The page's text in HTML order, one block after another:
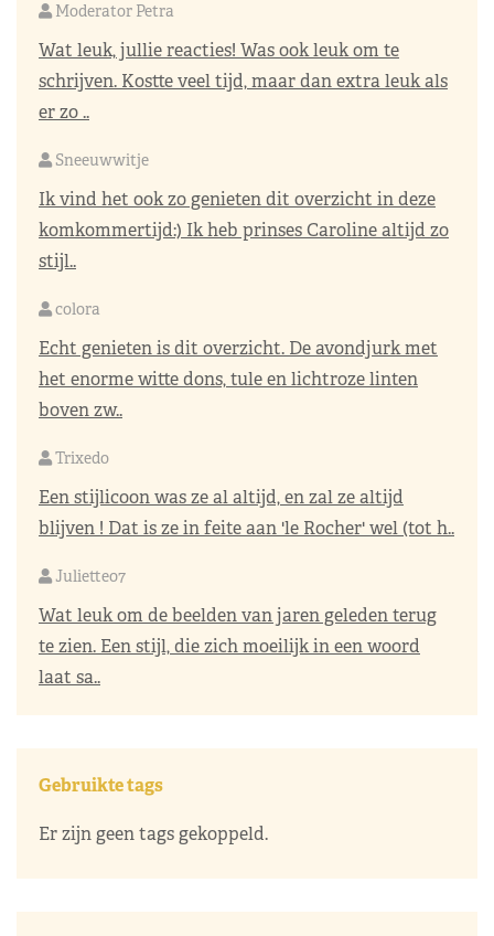
Moderator Petra
Wat leuk, jullie reacties! Was ook leuk om te
schrijven. Kostte veel tijd, maar dan extra leuk als
er zo ..
Sneeuwwitje
Ik vind het ook zo genieten dit overzicht in deze
komkommertijd:) Ik heb prinses Caroline altijd zo
stijl..
colora
Echt genieten is dit overzicht. De avondjurk met
het enorme witte dons, tule en lichtroze linten
boven zw..
Trixedo
Een stijlicoon was ze al altijd, en zal ze altijd
blijven ! Dat is ze in feite aan 'le Rocher' wel (tot h..
Juliette07
Wat leuk om de beelden van jaren geleden terug
te zien. Een stijl, die zich moeilijk in een woord
laat sa..
Gebruikte tags
Er zijn geen tags gekoppeld.